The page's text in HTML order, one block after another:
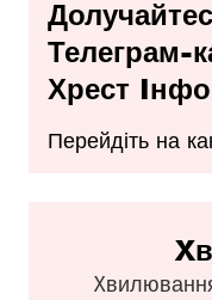
Телеграм-
Хрест
Перейдіть на